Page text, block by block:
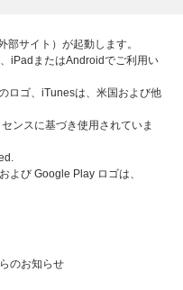
部サイト）が起動します。
iPadまたはAndroidでご利用い
ロゴ、iTunesは、米国および他
ンスに基づき使用されていま
よび Google Play ロゴは、
のお知らせ